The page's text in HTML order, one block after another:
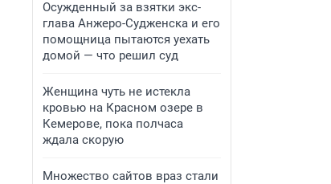
Осужденный за взятки экс-
глава Анжеро-Судженска и его
помощница пытаются уехать
домой — что решил суд
Женщина чуть не истекла
кровью на Красном озере в
Кемерове, пока полчаса
ждала скорую
Множество сайтов враз стали